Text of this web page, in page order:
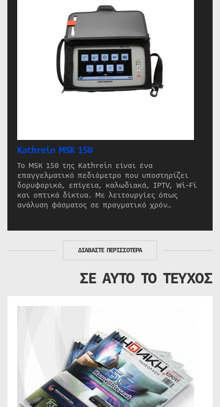
Kathrein MSK 150
Το MSK 150 της Kathrein είναι ένα
επαγγελματικό πεδιόμετρο που υποστηρίζει
δορυφορικά, επίγεια, καλωδιακά, IPTV, Wi-Fi
και οπτικά δίκτυα. Με λειτουργίες όπως
ανάλυση φάσματος σε πραγματικό χρόν…
ΔΙΑΒΑΣΤΕ ΠΕΡΙΣΣΟΤΕΡΑ
ΣΕ ΑΥΤΟ ΤΟ ΤΕΥΧΟΣ